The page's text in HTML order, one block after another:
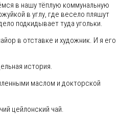
в нашу тёплую коммунальную
в углу, где весело пляшут
подкидывает туда угольки.
в отставке и художник. И я его
история.
маслом и докторской
цейлонский чай.